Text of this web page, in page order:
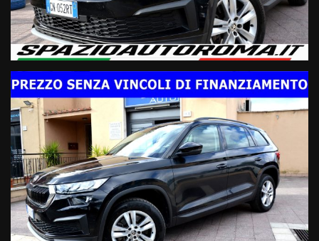
Modello & Allestimento:
- Kodiaq Executive 4x4
- 7 Posti
- Anno 4/2023
- Km 78000
- Ufficiale Skoda Italia (No Import)
- Vettura unico proprietario iva deducibile regolarmente
tagliandata
Motorizzazione & Trasmissione:
- 2.0 TDI 150cv EURO6D Temp
- OK NEOPATENTATI
- Trazione integrale
- Cambio automatico DSG
Sicurezza: